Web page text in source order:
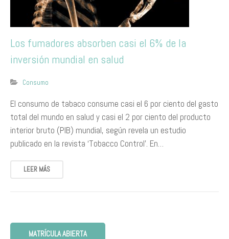
Los fumadores absorben casi el 6% de la
inversión mundial en salud
Consumo
El consumo de tabaco consume casi el 6 por ciento del gasto
total del mundo en salud y casi el 2 por ciento del producto
interior bruto (PIB) mundial, según revela un estudio
publicado en la revista ‘Tobacco Control’. En…
LEER MÁS
MATRÍCULA ABIERTA